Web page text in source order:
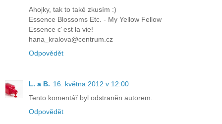
Ahojky, tak to také zkusím :)
Essence Blossoms Etc. - My Yellow Fellow
Essence c´est la vie!
hana_kralova@centrum.cz
Odpovědět
L. a B. 16. května 2012 v 12:00
Tento komentář byl odstraněn autorem.
Odpovědět